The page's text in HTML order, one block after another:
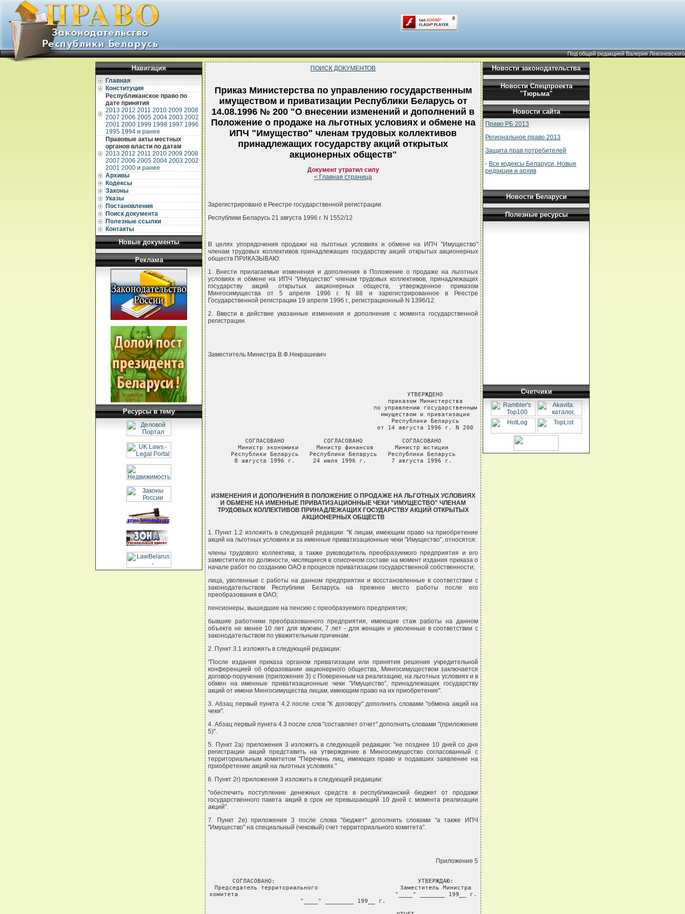
Под общей редакцией Валерия Левоневского
Навигация
Главная
Конституция
Республиканское право по
дате принятия
2013 2012 2011 2010 2009 2008
2007 2006 2005 2004 2003 2002
2001 2000 1999 1998 1997 1996
1995 1994 и ранее
Правовые акты местных
органов власти по датам
2013 2012 2011 2010 2009 2008
2007 2006 2005 2004 2003 2002
2001 2000 и ранее
Архивы
Кодексы
Законы
Указы
Постановления
Поиск документа
Полезные ссылки
Контакты
Новые документы
Реклама
Ресурсы в тему
ПОИСК ДОКУМЕНТОВ
Приказ Министерства по управлению государственным
имуществом и приватизации Республики Беларусь от
14.08.1996 № 200 "О внесении изменений и дополнений в
Положение о продаже на льготных условиях и обмене на
ИПЧ "Имущество" членам трудовых коллективов
принадлежащих государству акций открытых
акционерных обществ"
Документ утратил силу
< Главная страница
Зарегистрировано в Реестре государственной регистрации
Республики Беларусь 21 августа 1996 г. N 1552/12
В целях упорядочения продажи на льготных условиях и обмене на ИПЧ "Имущество"
членам трудовых коллективов принадлежащих государству акций открытых акционерных
обществ ПРИКАЗЫВАЮ:
1. Внести прилагаемые изменения и дополнения в Положение о продаже на льготных
условиях и обмене на ИПЧ "Имущество" членам трудовых коллективов, принадлежащих
государству акций открытых акционерных обществ, утвержденное приказом
Мингосимущества от 5 апреля 1996 г. N 88 и зарегистрированное в Реестре
Государственной регистрации 19 апреля 1996 г., регистрационный N 1396/12.
2. Ввести в действие указанные изменения и дополнения с момента государственной
регистрации.
Заместитель Министра В.Ф.Некрашевич
                                              УТВЕРЖДЕНО
                                              приказом Министерства
                                              по управлению государственным
                                              имуществом и приватизации
                                              Республики Беларусь
                                              от 14 августа 1996 г. N 200
СОГЛАСОВАНО           СОГЛАСОВАНО           СОГЛАСОВАНО
Министр экономики     Министр финансов      Министр юстиции
Республики Беларусь   Республики Беларусь   Республики Беларусь
8 августа 1996 г.     24 июля 1996 г.       7 августа 1996 г.
ИЗМЕНЕНИЯ И ДОПОЛНЕНИЯ В ПОЛОЖЕНИЕ О ПРОДАЖЕ НА ЛЬГОТНЫХ УСЛОВИЯХ
И ОБМЕНЕ НА ИМЕННЫЕ ПРИВАТИЗАЦИОННЫЕ ЧЕКИ "ИМУЩЕСТВО" ЧЛЕНАМ
ТРУДОВЫХ КОЛЛЕКТИВОВ ПРИНАДЛЕЖАЩИХ ГОСУДАРСТВУ АКЦИЙ ОТКРЫТЫХ
АКЦИОНЕРНЫХ ОБЩЕСТВ
1. Пункт 1.2 изложить в следующей редакции: "К лицам, имеющим право на приобретение
акций на льготных условиях и за именные приватизационные чеки "Имущество", относятся:
члены трудового коллектива, а также руководитель преобразуемого предприятия и его
заместители по должности, числящиеся в списочном составе на момент издания приказа о
начале работ по созданию ОАО в процессе приватизации государственной собственности;
лица, уволенные с работы на данном предприятии и восстановленные в соответствии с
законодательством Республики Беларусь на прежнее место работы после его
преобразования в ОАО;
пенсионеры, вышедшие на пенсию с преобразуемого предприятия;
бывшие работники преобразованного предприятия, имеющие стаж работы на данном
объекте не менее 10 лет для мужчин, 7 лет - для женщин и уволенные в соответствии с
законодательством по уважительным причинам.
2. Пункт 3.1 изложить в следующей редакции:
"После издания приказа органом приватизации или принятия решения учредительной
конференцией об образовании акционерного общества, Мингосимуществом заключается
договор-поручение (приложение 3) с Поверенным на реализацию, на льготных условиях и в
обмен на именные приватизационные чеки "Имущество", принадлежащих государству
акций от имени Мингосимущества лицам, имеющим право на их приобретение".
3. Абзац первый пункта 4.2 после слов "К договору" дополнить словами "обмена акций на
чеки".
4. Абзац первый пункта 4.3 после слов "составляет отчет" дополнить словами "(приложение
5)".
5. Пункт 2а) приложения 3 изложить в следующей редакции: "не позднее 10 дней со дня
регистрации акций представить на утверждение в Мингосимущество согласованный с
территориальным комитетом "Перечень лиц, имеющих право и подавших заявление на
приобретение акций на льготных условиях."
6. Пункт 2г) приложения 3 изложить в следующей редакции:
"обеспечить поступление денежных средств в республиканский бюджет от продажи
государственного пакета акций в срок не превышающий 10 дней с момента реализации
акций".
7. Пункт 2е) приложения 3 после слова "бюджет" дополнить словами "а также ИПЧ
"Имущество" на специальный (чековый) счет территориального комитета".
Приложение 5
СОГЛАСОВАНО:                                        УТВЕРЖДАЮ:
Председатель территориального                       Заместитель Министра
комитета                                            "____" _______ 199__ г.
"____" ________ 199__ г.
Новости законодательства
Новости Спецпроекта
"Тюрьма"
Новости сайта
Право РБ 2013
Региональное право 2013
Защита прав потребителей
- Все кодексы Беларуси. Новые
редакции и архив
Новости Беларуси
Полезные ресурсы
Счетчики